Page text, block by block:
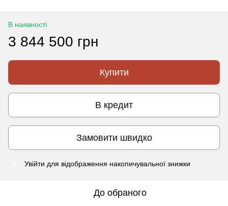
В наявності
3 844 500 грн
Купити
В кредит
Замовити швидко
Увійти для відображення накопичувальної знижки
До обраного